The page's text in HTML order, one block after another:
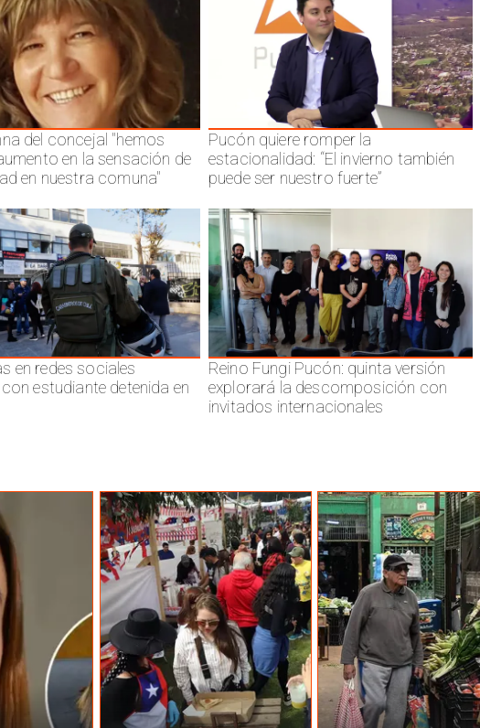
del concejal "hemos
en la sensación de
en nuestra comuna"
Pucón quiere romper la
estacionalidad: “El invierno también
puede ser nuestro fuerte”
en redes sociales
estudiante detenida en
Reino Fungi Pucón: quinta versión
explorará la descomposición con
invitados internacionales